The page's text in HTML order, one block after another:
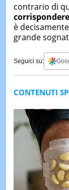
contrario di
è
grande
Seguici su: